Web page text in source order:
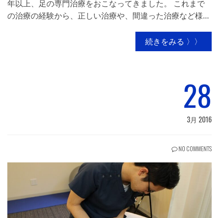
年以上、足の専門治療をおこなってきました。 これまで
の治療の経験から、正しい治療や、間違った治療など様…
続きをみる 〉〉
28
3月 2016
NO COMMENTS